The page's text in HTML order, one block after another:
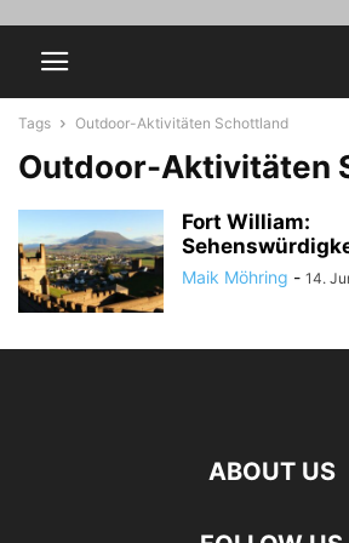
Tags Outdoor-Aktivitäten Schottland
Outdoor-Aktivitäten
Fort William:
Maik Möhring - 14.
ABOUT US